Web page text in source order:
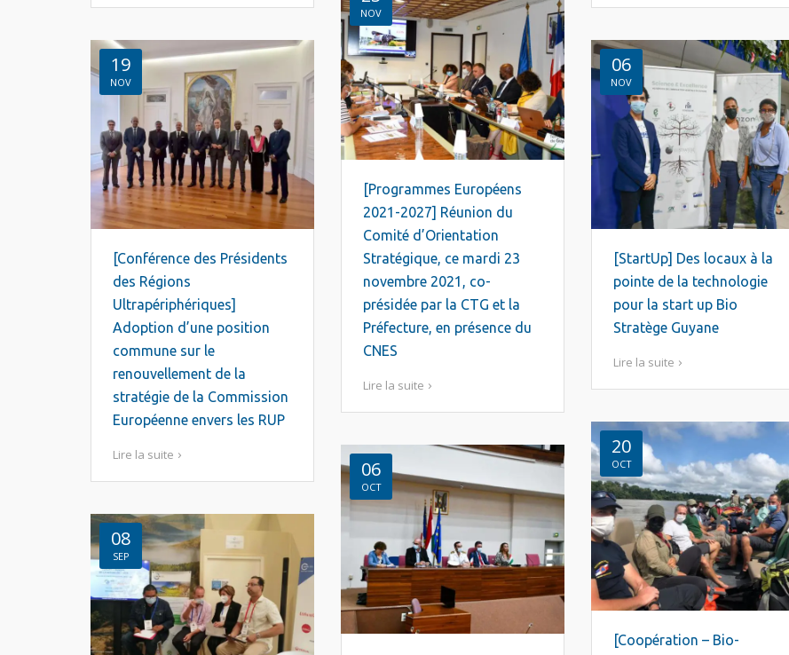
NOV
[Programmes Européens
2021-2027] Réunion du
Comité d’Orientation
Stratégique, ce mardi 23
novembre 2021, co-
présidée par la CTG et la
Préfecture, en présence du
CNES
Lire la suite
19
NOV
[Conférence des Présidents
des Régions
Ultrapériphériques]
Adoption d’une position
commune sur le
renouvellement de la
stratégie de la Commission
Européenne envers les RUP
Lire la suite
06
NOV
[StartUp] Des locaux à la
pointe de la technologie
pour la start up Bio
Stratège Guyane
Lire la suite
20
OCT
[Coopération – Bio-
06
OCT
08
SEP